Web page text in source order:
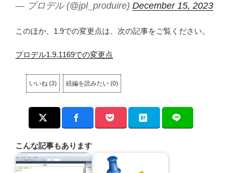
— プロデル (@jpl_produire) December 15, 2023
このほか、1.9での変更点は、次の記事をご覧ください。
プロデル1.9.1169での変更点
いいね (3) 続編を読みたい (0)
こんな記事もあります